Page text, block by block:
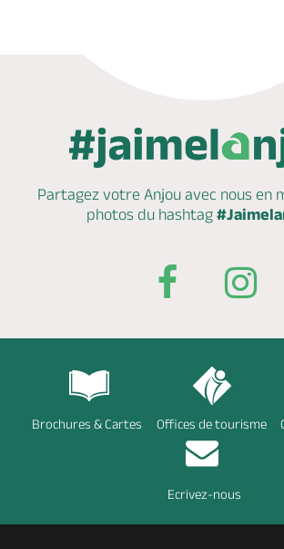
Partagez votre Anjou avec nous en
photos du hashtag
Brochures & Cartes Offices de tourisme
Ecrivez-nous